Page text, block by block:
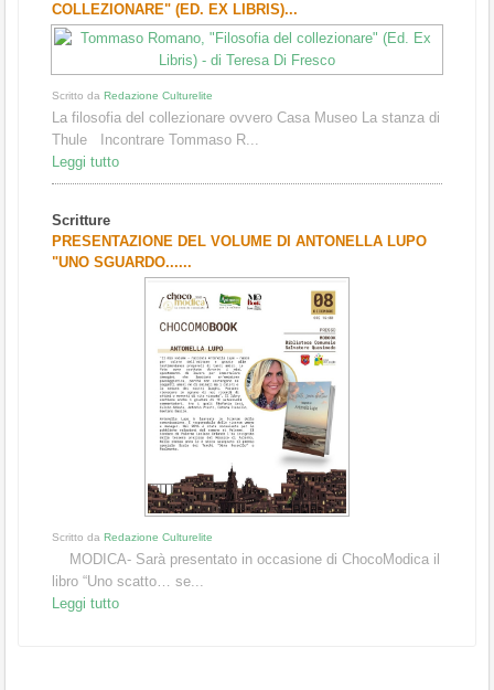
COLLEZIONARE" (ED. EX LIBRIS)...
Scritto da Redazione Culturelite
La filosofia del collezionare ovvero Casa Museo La stanza di
Thule Incontrare Tommaso R...
Leggi tutto
Scritture
PRESENTAZIONE DEL VOLUME DI ANTONELLA LUPO
"UNO SGUARDO......
Scritto da Redazione Culturelite
MODICA- Sarà presentato in occasione di ChocoModica il
libro “Uno scatto… se...
Leggi tutto